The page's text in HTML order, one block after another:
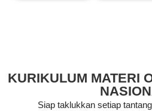
KURIKULUM MATERI
Siap taklukkan setiap